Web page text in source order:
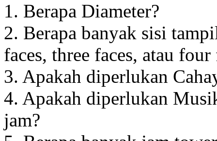
1. Berapa Diameter?
2. Berapa banyak sisi
faces, three faces, atau four
3. Apakah diperlukan
4. Apakah diperlukan
jam?